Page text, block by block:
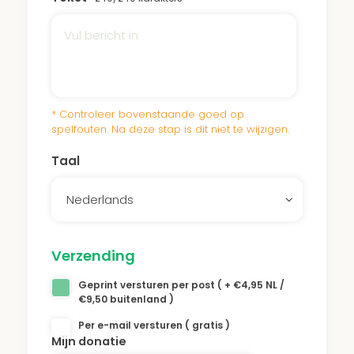
* Controleer bovenstaande goed op
spelfouten. Na deze stap is dit niet te wijzigen.
Taal
Nederlands
Verzending
Geprint versturen per post ( + €4,95 NL /
€9,50 buitenland )
Per e-mail versturen ( gratis )
Mijn donatie